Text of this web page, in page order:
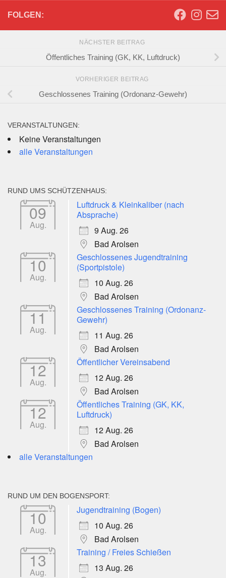
FOLGEN:
NÄCHSTER BEITRAG
Öffentliches Training (GK, KK, Luftdruck)
VORHERIGER BEITRAG
Geschlossenes Training (Ordonanz-Gewehr)
VERANSTALTUNGEN:
Keine Veranstaltungen
alle Veranstaltungen
RUND UMS SCHÜTZENHAUS:
09
Aug.
Luftdruck & Kleinkaliber (nach
Absprache)
9 Aug. 26
Bad Arolsen
10
Aug.
Geschlossenes Jugendtraining
(Sportpistole)
10 Aug. 26
Bad Arolsen
11
Aug.
Geschlossenes Training (Ordonanz-
Gewehr)
11 Aug. 26
Bad Arolsen
12
Aug.
Öffentlicher Vereinsabend
12 Aug. 26
Bad Arolsen
12
Aug.
Öffentliches Training (GK, KK,
Luftdruck)
12 Aug. 26
Bad Arolsen
alle Veranstaltungen
RUND UM DEN BOGENSPORT:
10
Aug.
Jugendtraining (Bogen)
10 Aug. 26
Bad Arolsen
13
Aug.
Training / Freies Schießen
13 Aug. 26